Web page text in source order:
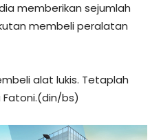
memberikan sejumlah
membeli peralatan
alat lukis. Tetaplah
bs)